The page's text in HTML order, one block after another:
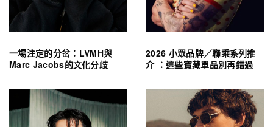
一場注定的分岔：LVMH與
Marc Jacobs的文化分歧
2026 小眾品牌／聯乘系列推
介 ：這些寶藏單品別再錯過